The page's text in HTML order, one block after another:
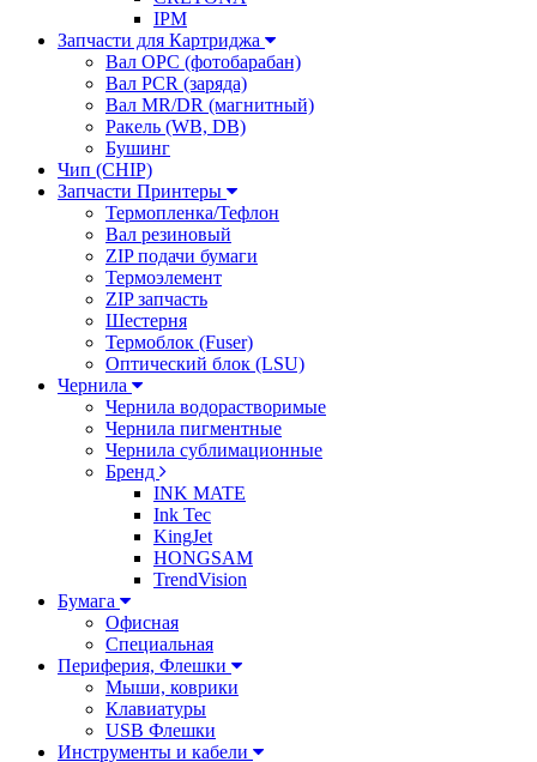
IPM
Запчасти для Картриджа
Вал OPC (фотобарабан)
Вал PCR (заряда)
Вал MR/DR (магнитный)
Ракель (WB, DB)
Бушинг
Чип (CHIP)
Запчасти Принтеры
Термопленка/Тефлон
Вал резиновый
ZIP подачи бумаги
Термоэлемент
ZIP запчасть
Шестерня
Термоблок (Fuser)
Оптический блок (LSU)
Чернила
Чернила водорастворимые
Чернила пигментные
Чернила сублимационные
Бренд
INK MATE
Ink Tec
KingJet
HONGSAM
TrendVision
Бумага
Офисная
Специальная
Периферия, Флешки
Мыши, коврики
Клавиатуры
USB Флешки
Инструменты и кабели